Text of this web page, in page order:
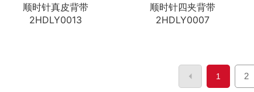
顺时针真皮背带
2HDLY0013
顺时针四夹背带
2HDLY0007
1 2